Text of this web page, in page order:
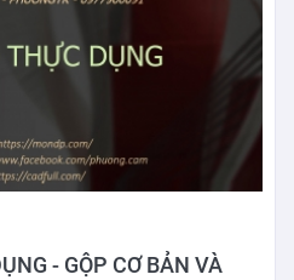
- GỘP CƠ BẢN VÀ